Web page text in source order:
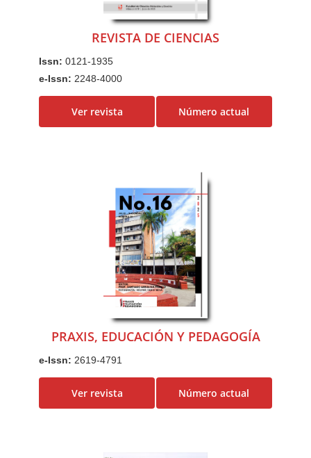
REVISTA DE CIENCIAS
Issn:0121-1935
e-Issn:2248-4000
Ver revista Número actual
PRAXIS, EDUCACIÓN Y PEDAGOGÍA
e-Issn:2619-4791
Ver revista Número actual